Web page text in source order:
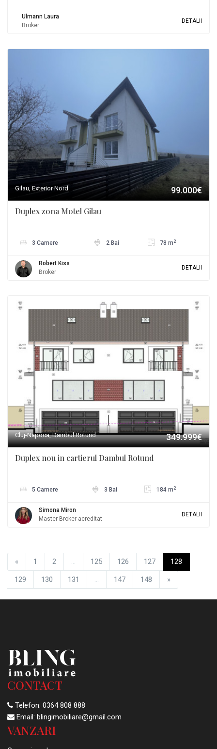
Ulmann Laura
Broker
DETALII
Gilau, Exterior Nord 99.000€
Duplex zona Motel Gilau
3 Camere 2 Bai 78 m 2
Robert Kiss
Broker
DETALII
Cluj-Napoca, Dambul Rotund 349.999€
Duplex nou in cartierul Dambul Rotund
5 Camere 3 Bai 184 m 2
Simona Miron
Master Broker acreditat
DETALII
« 1 2 ... 125 126 127 128
129 130 131 ... 147 148 »
CONTACT
Telefon: 0364 808 888
Email: blingimobiliare@gmail.com
VANZARI